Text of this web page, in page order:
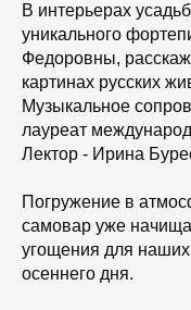
В интерьерах
уникального
Федоровны,
картинах русских
Музыкальное
лауреат
Лектор - Ирина
Погружение в
самовар уже
угощения для наших
осеннего дня.⠀